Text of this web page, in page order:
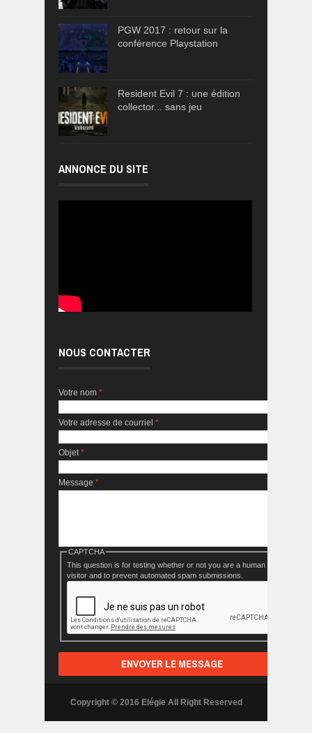
PGW 2017 : retour sur la
conférence Playstation
Resident Evil 7 : une édition
collector... sans jeu
ANNONCE DU SITE
NOUS CONTACTER
Votre nom *
Votre adresse de courriel *
Objet*
Message *
CAPTCHA
This question is for testing whether or not you are a human
visitor and to prevent automated spam submissions.
Copyright © 2016 Elégie All Right Reserved